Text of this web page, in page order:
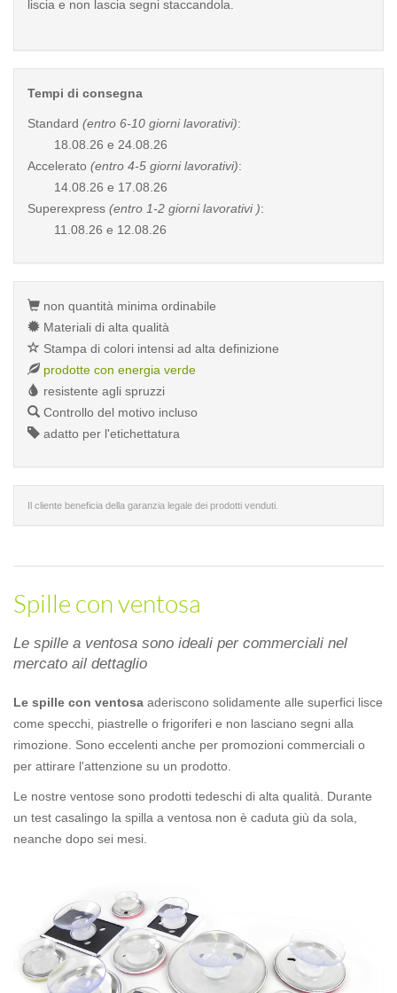
liscia e non lascia segni staccandola.
Tempi di consegna
Standard (entro 6-10 giorni lavorativi):
18.08.26 e 24.08.26
Accelerato (entro 4-5 giorni lavorativi):
14.08.26 e 17.08.26
Superexpress (entro 1-2 giorni lavorativi ):
11.08.26 e 12.08.26
non quantità minima ordinabile
Materiali di alta qualità
Stampa di colori intensi ad alta definizione
prodotte con energia verde
resistente agli spruzzi
Controllo del motivo incluso
adatto per l'etichettatura
Il cliente beneficia della garanzia legale dei prodotti venduti.
Spille con ventosa
Le spille a ventosa sono ideali per commerciali nel
mercato ail dettaglio
Le spille con ventosa aderiscono solidamente alle superfici lisce
come specchi, piastrelle o frigoriferi e non lasciano segni alla
rimozione. Sono eccelenti anche per promozioni commerciali o
per attirare l'attenzione su un prodotto.
Le nostre ventose sono prodotti tedeschi di alta qualità. Durante
un test casalingo la spilla a ventosa non è caduta giù da sola,
neanche dopo sei mesi.